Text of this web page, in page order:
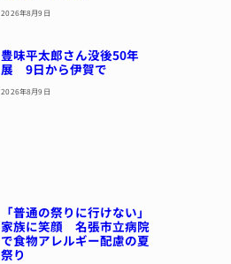
2026年8月9日
豊味平太郎さん没後50年
展 9日から伊賀で
2026年8月9日
「普通の祭りに行けない」
家族に笑顔 名張市立病院
で食物アレルギー配慮の夏
祭り